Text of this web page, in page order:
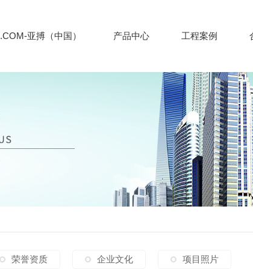
亚搏（中国） 产品中心 工程案例
荣誉资质 企业文化 项目照片